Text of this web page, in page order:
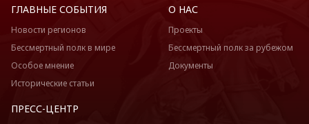
ГЛАВНЫЕ СОБЫТИЯ
Новости регионов
Бессмертный полк в мире
Особое мнение
Исторические статьи
О НАС
Проекты
Бессмертный полк за рубежом
Документы
ПРЕСС-ЦЕНТР